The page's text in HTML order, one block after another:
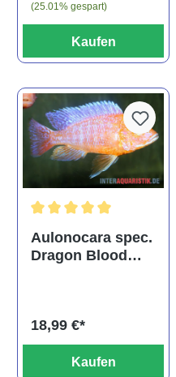
(25.01% gespart)
Kaufen
Durchschnittliche
Aulonocara spec.
Dragon Blood
18,99 €*
Kaufen